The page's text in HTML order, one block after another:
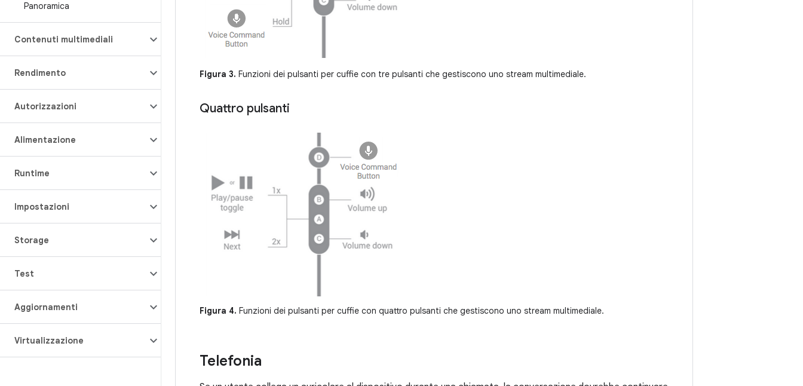
Panoramica
Contenuti multimediali
Rendimento
Autorizzazioni
Alimentazione
Runtime
Impostazioni
Storage
Test
Aggiornamenti
Virtualizzazione
Figura 3. Funzioni dei pulsanti per cuffie con tre pulsanti che gestiscono uno stream multimediale.
Quattro pulsanti
Figura 4. Funzioni dei pulsanti per cuffie con quattro pulsanti che gestiscono uno stream multimediale.
Telefonia